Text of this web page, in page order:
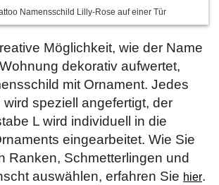
Namensschild Lilly-Rose auf einer Tür
Möglichkeit, wie der Name
dekorativ aufwertet,
mit Ornament. Jedes
speziell angefertigt, der
L wird individuell in die
eingearbeitet. Wie Sie
Ranken, Schmetterlingen und
auswählen, erfahren Sie hier.